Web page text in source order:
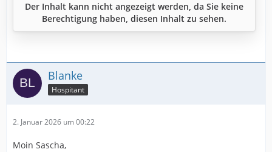
Der Inhalt kann nicht angezeigt werden, da Sie keine
Berechtigung haben, diesen Inhalt zu sehen.
Blanke
Hospitant
2. Januar 2026 um 00:22
Moin Sascha,